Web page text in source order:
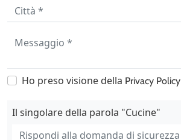
Ho preso visione della Privacy Policy
Il singolare della parola "Cucine"